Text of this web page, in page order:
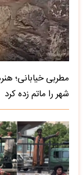
مطربی خیابانی؛
شهر را ماتم زده کرد